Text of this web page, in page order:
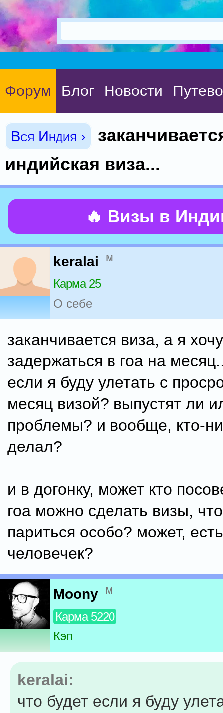
Форум Блог Новости
Вся Индия ›
индийская виза...
🔥 Визы в
keralai м
Карма 25
О себе
заканчивается виза, а я
задержаться в гоа на
если я буду улетать с
месяц визой? выпустят ли
проблемы? и вообще, кто-
делал?
и в догонку, может кто
гоа можно сделать визы,
париться особо? может,
человечек?
Moony м
Карма 5220
Кэп
keralai:
что будет если я буду